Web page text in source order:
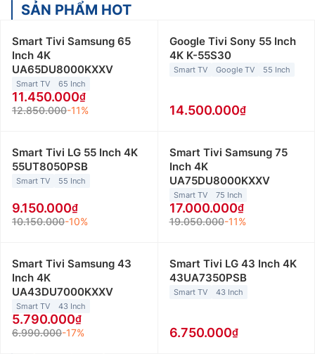
SẢN PHẨM HOT
Smart Tivi Samsung 65
Inch 4K
UA65DU8000KXXV
Smart TV 65 Inch
11.450.000
12.850.000-11%
Google Tivi Sony 55 Inch
4K K-55S30
Smart TV Google TV 55 Inch
14.500.000
Smart Tivi LG 55 Inch 4K
55UT8050PSB
Smart TV 55 Inch
9.150.000
10.150.000-10%
Smart Tivi Samsung 75
Inch 4K
UA75DU8000KXXV
Smart TV 75 Inch
17.000.000
19.050.000-11%
Smart Tivi Samsung 43
Inch 4K
UA43DU7000KXXV
Smart TV 43 Inch
5.790.000
6.990.000-17%
Smart Tivi LG 43 Inch 4K
43UA7350PSB
Smart TV 43 Inch
6.750.000